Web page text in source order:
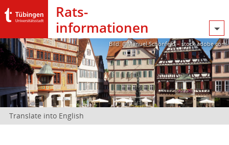
Rats­
informationen
Bild: @Manuel Schönfeld – stock.adobe.com
Translate into English